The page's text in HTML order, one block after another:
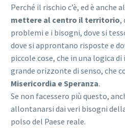
Perché il rischio c’è, ed è anche
mettere al centro il territorio,
problemi e i bisogni, dove si
dove si approntano risposte e
piccole cose, che in una logica
grande orizzonte di senso, che
Misericordia e Speranza.
Se non facessero più questo,
allontanarsi dai veri bisogni
polso del Paese reale.